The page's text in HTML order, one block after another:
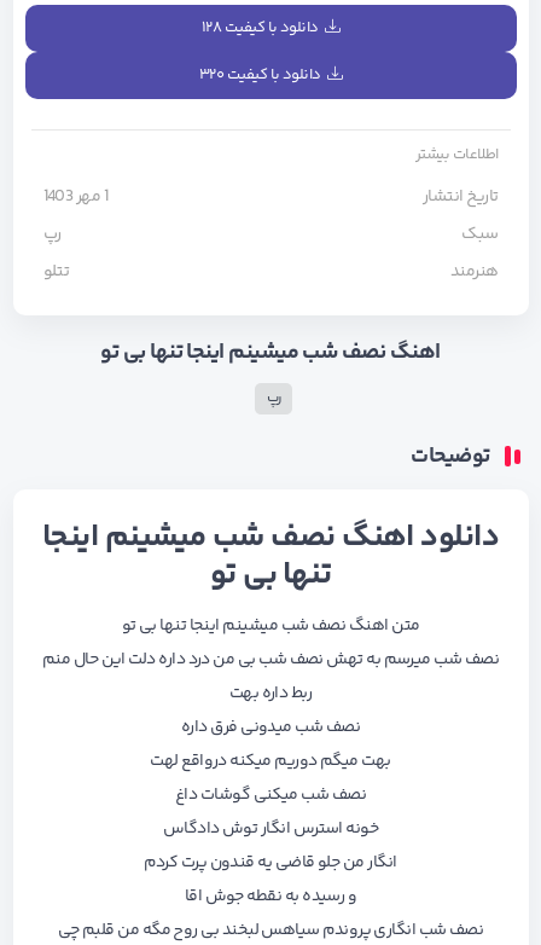
دانلود با کیفیت ۱۲۸
دانلود با کیفیت ۳۲۰
اطلاعات بیشتر
تاریخ انتشار
1 مهر 1403
سبک
رپ
هنرمند
تتلو
اهنگ نصف شب میشینم اینجا تنها بی تو
رپ
توضیحات
دانلود اهنگ نصف شب میشینم اینجا
تنها بی تو
متن اهنگ نصف شب میشینم اینجا تنها بی تو
نصف شب میرسم به تهش نصف شب بی من درد داره دلت این حال منم
ربط داره بهت
نصف شب میدونی فرق داره
بهت میگم دوریم میکنه درواقع لهت
نصف شب میکنی گوشات داغ
خونه استرس انگار توش دادگاس
انگار من جلو قاضی یه قندون پرت کردم
و رسیده به نقطه جوش اقا
نصف شب انگاری پروندم سیاهس لبخند بی روح مگه من قلبم چی